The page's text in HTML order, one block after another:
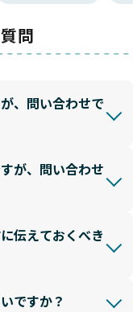
問
、問い合わせで
が、問い合わせ
伝えておくべき
ですか？